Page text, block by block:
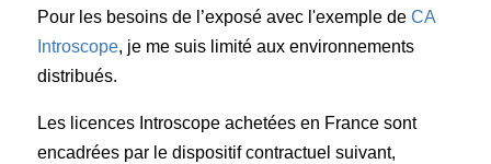
Pour les besoins de l’exposé avec l'exemple deCA
Introscope, je me suis limité aux environnements
distribués.
Les licences Introscope achetées en France sont
encadrées par le dispositif contractuel suivant,